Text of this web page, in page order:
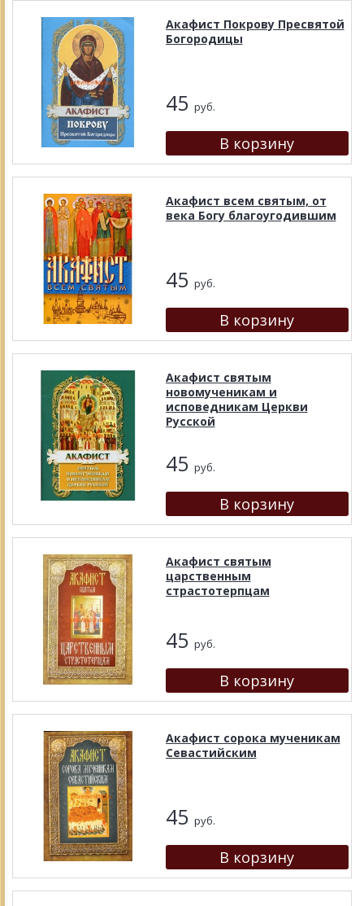
Акафист Покрову Пресвятой
Богородицы
45 руб.
Акафист всем святым, от
века Богу благоугодившим
45 руб.
Акафист святым
новомученикам и
исповедникам Церкви
Русской
45 руб.
Акафист святым
царственным
страстотерпцам
45 руб.
Акафист сорока мученикам
Севастийским
45 руб.